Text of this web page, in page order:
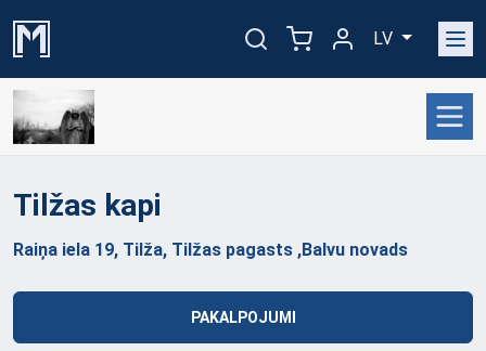
LV
Tilžas kapi
Raiņa iela 19, Tilža, Tilžas pagasts ,Balvu novads
PAKALPOJUMI